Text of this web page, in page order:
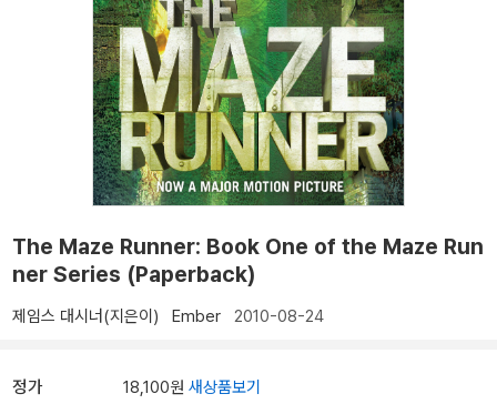
The Maze Runner: Book One of the Maze Run
ner Series (Paperback)
제임스 대시너(지은이) Ember 2010-08-24
정가 18,100원 새상품보기